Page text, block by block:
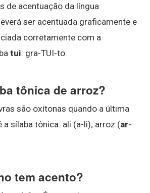
de acentuação da língua
ser acentuada graficamente e
corretamente com a
tui: gra-TUI-to.
tônica de arroz?
são oxítonas quando a última
a sílaba tônica: ali (a-li); arroz (ar-
tem acento?